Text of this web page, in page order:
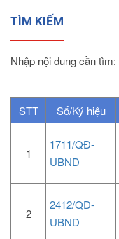
TÌM KIẾM
Nhập nội dung cần tìm:
STT Số/Ký hiệu
1
1711/QĐ-
UBND
2
2412/QĐ-
UBND